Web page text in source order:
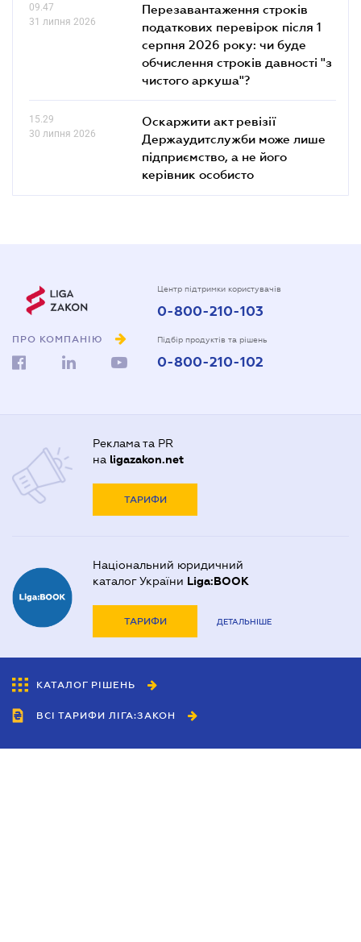
09.47
31 липня 2026
Перезавантаження строків
податкових перевірок після 1
серпня 2026 року: чи буде
обчислення строків давності "з
чистого аркуша"?
15.29
30 липня 2026
Оскаржити акт ревізії
Держаудитслужби може лише
підприємство, а не його
керівник особисто
ПРО КОМПАНІЮ
Центр підтримки користувачів
0-800-210-103
Підбір продуктів та рішень
0-800-210-102
Реклама та PR
на ligazakon.net
ТАРИФИ
Національний юридичний
каталог України Liga:BOOK
ТАРИФИ ДЕТАЛЬНІШЕ
КАТАЛОГ РІШЕНЬ
ВСІ ТАРИФИ ЛІГА:ЗАКОН